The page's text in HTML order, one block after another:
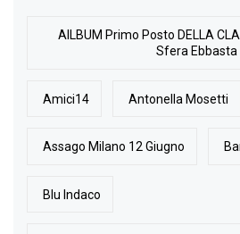
AlLBUM Primo Posto DELLA
Sfera Ebbasta
Amici14 Antonella Mosetti
Assago Milano 12 Giugno
Blu Indaco